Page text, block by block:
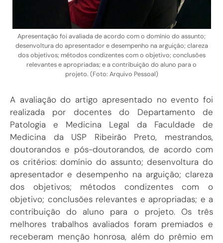
Apresentação foi avaliada de acordo com o domínio do assunto;
desenvoltura do apresentador e desempenho na arguição; clareza
dos objetivos; métodos condizentes com o objetivo; conclusões
relevantes e apropriadas; e a contribuição do aluno para o
projeto. (Foto: Arquivo Pessoal)
A avaliação do artigo apresentado no evento foi
realizada por docentes do Departamento de
Patologia e Medicina Legal da Faculdade de
Medicina da USP Ribeirão Preto, mestrandos,
doutorandos e pós-doutorandos, de acordo com
os critérios: domínio do assunto; desenvoltura do
apresentador e desempenho na arguição; clareza
dos objetivos; métodos condizentes com o
objetivo; conclusões relevantes e apropriadas; e a
contribuição do aluno para o projeto. Os três
melhores trabalhos avaliados foram premiados e
receberam menção honrosa, além do prêmio em